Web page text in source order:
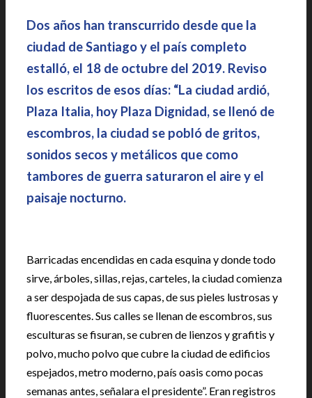
Dos años han transcurrido desde que la
ciudad de Santiago y el país completo
estalló, el 18 de octubre del 2019. Reviso
los escritos de esos días: “La ciudad ardió,
Plaza Italia, hoy Plaza Dignidad, se llenó de
escombros, la ciudad se pobló de gritos,
sonidos secos y metálicos que como
tambores de guerra saturaron el aire y el
paisaje nocturno.
Barricadas encendidas en cada esquina y donde todo
sirve, árboles, sillas, rejas, carteles, la ciudad comienza
a ser despojada de sus capas, de sus pieles lustrosas y
fluorescentes. Sus calles se llenan de escombros, sus
esculturas se fisuran, se cubren de lienzos y grafitis y
polvo, mucho polvo que cubre la ciudad de edificios
espejados, metro moderno, país oasis como pocas
semanas antes, señalara el presidente”. Eran registros